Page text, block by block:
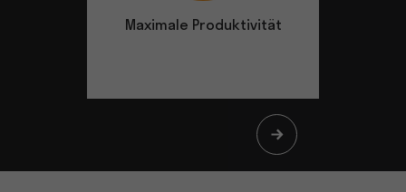
Maximale Produktivität